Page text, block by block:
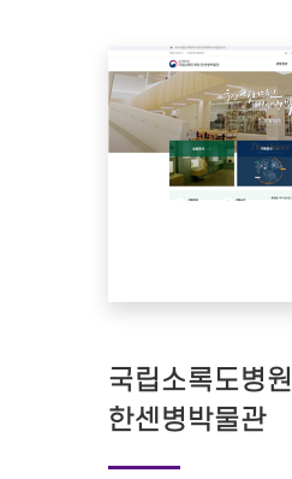
국립소록도병원
한센병박물관